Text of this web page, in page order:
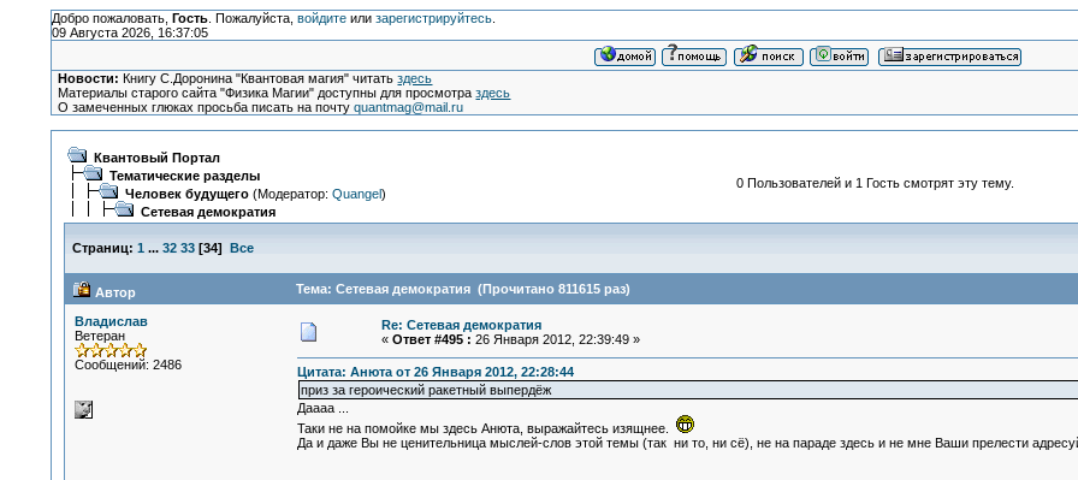
Добро пожаловать, Гость. Пожалуйста, войдитеили зарегистрируйтесь.
09 Августа 2026, 16:37:05
Новости: Книгу С.Доронина "Квантовая магия" читатьздесь
Материалы старого сайта "Физика Магии" доступны для просмотраздесь
О замеченных глюках просьба писать на почтуquantmag@mail.ru
Квантовый Портал
Тематические разделы
Человек будущего(Модератор: Quangel)
Сетевая демократия
0 Пользователей и 1 Гость смотрят эту тему.
Страниц: 1 ... 32 33[34] Все
Автор Тема: Сетевая демократия (Прочитано 811615 раз)
Владислав
Ветеран
Сообщений: 2486
Re: Сетевая демократия
« Ответ #495 : 26 Января 2012, 22:39:49 »
Цитата: Анюта от 26 Января 2012, 22:28:44
приз за героический ракетный выпердёж
Даааа ...
Таки не на помойке мы здесь Анюта, выражайтесь изящнее.
Да и даже Вы не ценительница мыслей-слов этой темы (так ни то, ни сё), не на параде здесь и не мне Ваши прелести